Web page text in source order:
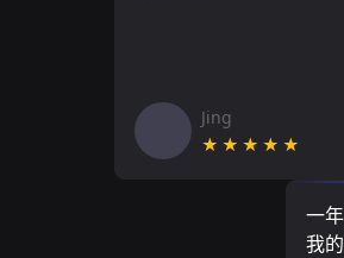
Jing
★★★★★
一
我